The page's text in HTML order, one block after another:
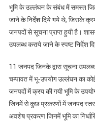
भूमि के उल्लंघन के संबंध में समस्त
जाने के निर्देश दिये गये थे, जिसके
जनपदों से सूचना प्राप्त हुयी है।
उपलब्ध कराये जाने के स्पष्ट निर्देश
11 जनपद जिनके द्वारा सूचना
चम्पावत में भू-उपयोग उल्लंघन का
जनपदों में क्रय की गयी भूमि के
जिनमें से कुछ प्रकरणों में जनपद स्तर
अवशेष प्रकरण जिनमें भूमि का